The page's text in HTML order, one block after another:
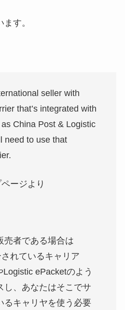
す。
seller with
that’s integrated with
China Post & Logistic
need to use that
ージより
売者である場合は
れているキャリア
Logistic ePacketのよう
し、あなたはそこでサ
るキャリヤを使う必要